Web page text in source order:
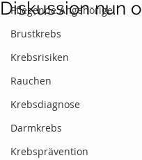
Pflegende Angehörige
Brustkrebs
Krebsrisiken
Rauchen
Krebsdiagnose
Darmkrebs
Krebsprävention
Diskussion nun